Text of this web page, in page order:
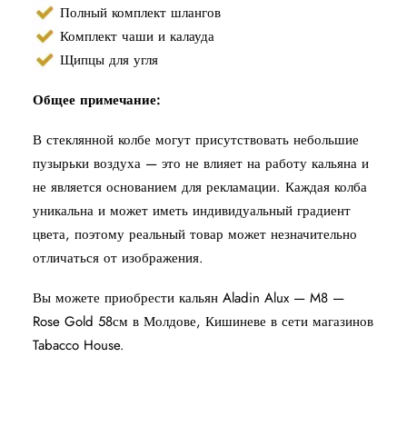
Полный комплект шлангов
Комплект чаши и калауда
Щипцы для угля
Общее примечание:
В стеклянной колбе могут присутствовать небольшие
пузырьки воздуха — это не влияет на работу кальяна и
не является основанием для рекламации. Каждая колба
уникальна и может иметь индивидуальный градиент
цвета, поэтому реальный товар может незначительно
отличаться от изображения.
Вы можете приобрести кальян Aladin Alux — M8 —
Rose Gold 58см в Молдове, Кишиневе в сети магазинов
Tabacco House.